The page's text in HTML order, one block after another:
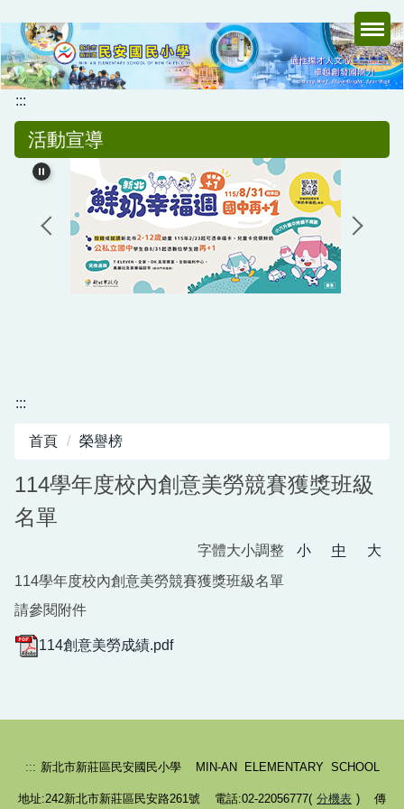
到
主
要
內
容
:::
活動宣導
:::
首頁 榮譽榜
114學年度校內創意美勞競賽獲獎班級
名單
字體大小調整 小 中
大
114學年度校內創意美勞競賽獲獎班級名單
請參閱附件
114創意美勞成績.pdf
::: 新北市新莊區民安國民小學 MIN-AN ELEMENTARY SCHOOL
地址:242新北市新莊區民安路261號 電話:02-22056777( 分機表 ) 傳